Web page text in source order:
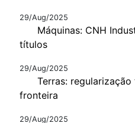
29/Aug/2025
Máquinas: CNH
títulos
29/Aug/2025
Terras:
fronteira
29/Aug/2025